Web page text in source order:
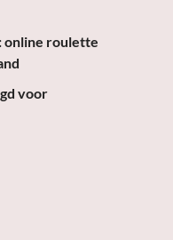
online roulette
voor